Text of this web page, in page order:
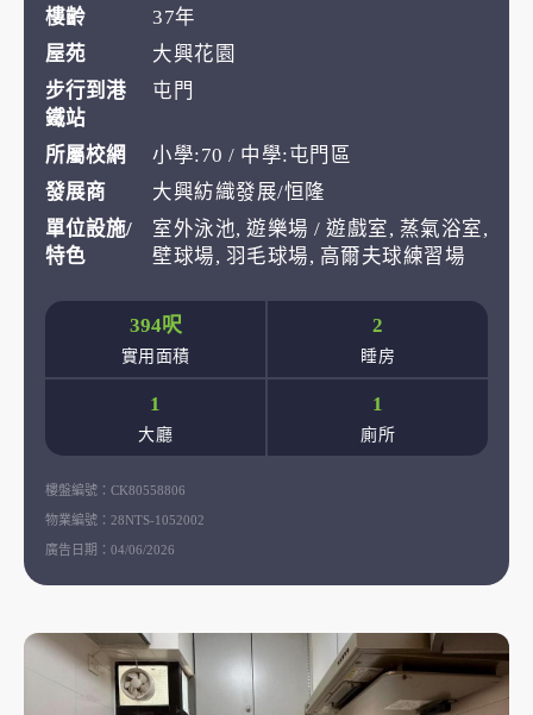
樓齡
37年
屋苑
大興花園
步行到港
鐵站
屯門
所屬校網
小學:70 / 中學:屯門區
發展商
大興紡織發展/恒隆
單位設施/
特色
室外泳池, 遊樂場 / 遊戲室, 蒸氣浴室,
壁球場, 羽毛球場, 高爾夫球練習場
394呎
實用面積
2
睡房
1
大廳
1
廁所
樓盤編號： CK80558806
物業編號： 28NTS-1052002
廣告日期： 04/06/2026